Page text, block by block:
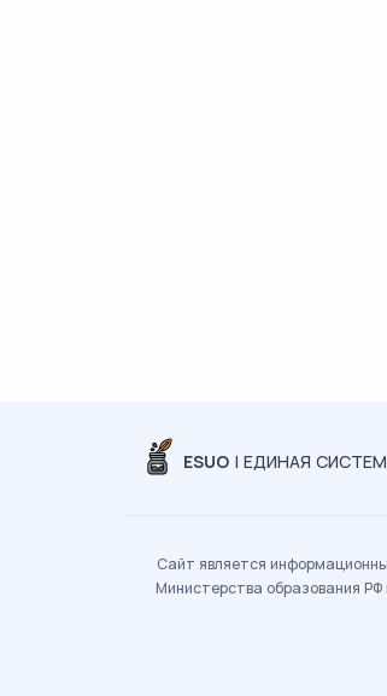
ESUO | ЕДИНАЯ
Сайт является
Министерства образования